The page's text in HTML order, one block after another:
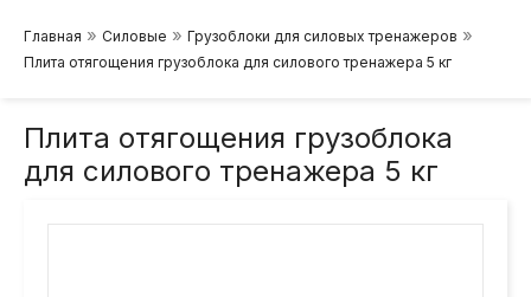
Главная » Силовые » Грузоблоки для силовых тренажеров »
Плита отягощения грузоблока для силового тренажера 5 кг
Плита отягощения грузоблока
для силового тренажера 5 кг